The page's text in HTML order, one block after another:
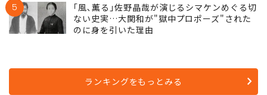
5
｢風､薫る｣佐野晶哉が演じるシマケンめぐる切
ない史実…大関和が"獄中プロポーズ"された
のに身を引いた理由
ランキングをもっとみる